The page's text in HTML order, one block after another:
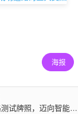
海报
迈向智能驾驶新里程碑